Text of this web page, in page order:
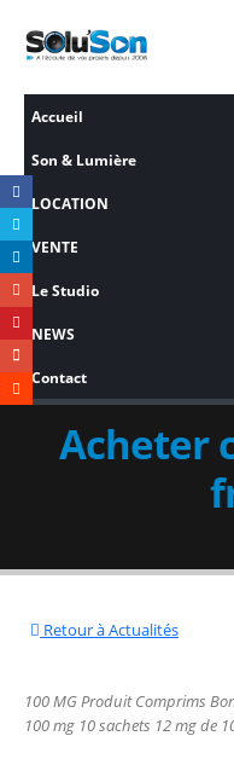
Accueil
Son & Lumière
LOCATION
VENTE
Le Studio
NEWS
Contact
Acheter
Retour à Actualités
100 MG Produit Comprims
100 mg 10 sachets 12 mg de